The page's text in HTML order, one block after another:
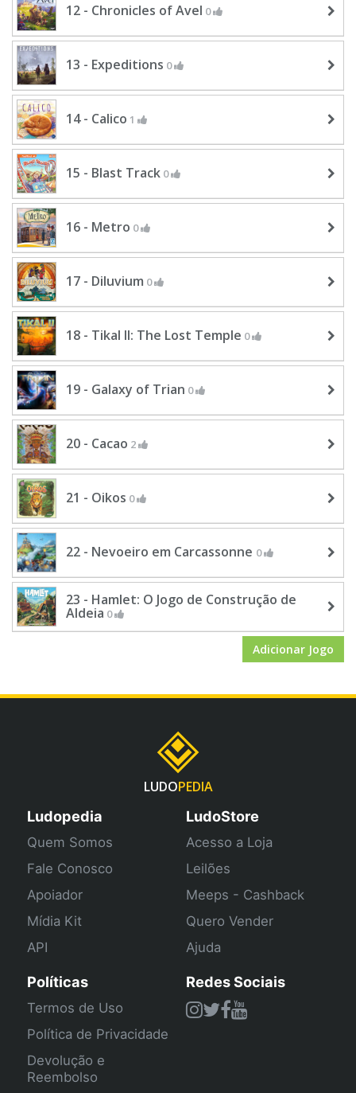
12 - Chronicles of Avel 0
13 - Expeditions 0
14 - Calico 1
15 - Blast Track 0
16 - Metro 0
17 - Diluvium 0
18 - Tikal II: The Lost Temple 0
19 - Galaxy of Trian 0
20 - Cacao 2
21 - Oikos 0
22 - Nevoeiro em Carcassonne 0
23 - Hamlet: O Jogo de Construção de
Aldeia 0
Adicionar Jogo
LUDOPEDIA
Ludopedia
Quem Somos
Fale Conosco
Apoiador
Mídia Kit
API
LudoStore
Acesso a Loja
Leilões
Meeps - Cashback
Quero Vender
Ajuda
Políticas
Termos de Uso
Política de Privacidade
Devolução e
Reembolso
Redes Sociais